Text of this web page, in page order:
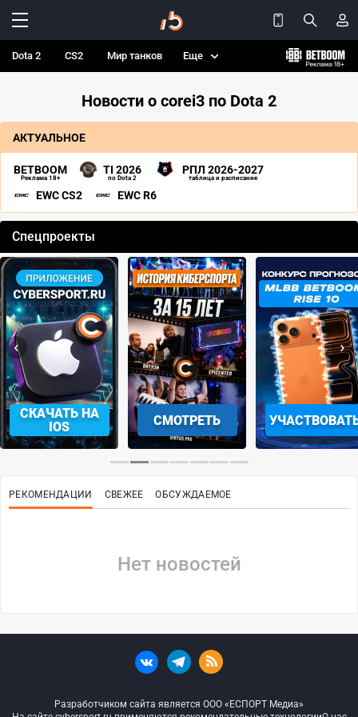
Dota 2 CS2 Мир танков Еще
Новости о corei3 по Dota 2
АКТУАЛЬНОЕ
BETBOOM
Реклама 18+
TI 2026
по Dota 2
РПЛ 2026-2027
таблица и расписание
EWC CS2 EWC R6
Спецпроекты
СКАЧАТЬ НА
IOS
СМОТРЕТЬ
‹ ›
РЕКОМЕНДАЦИИ СВЕЖЕЕ ОБСУЖДАЕМОЕ
Нет новостей
Разработчиком сайта является ООО «ЕСПОРТ Медиа»